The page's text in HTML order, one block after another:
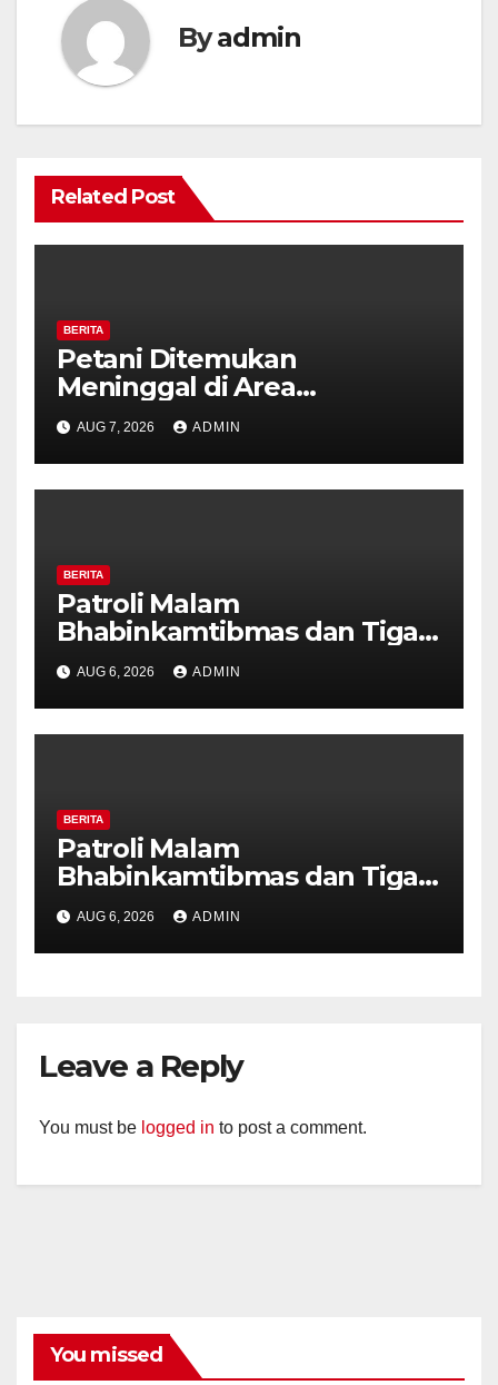
Byadmin
Related Post
BERITA
Petani Ditemukan
Meninggal di Area
Persawahan Kalibeji, Polisi
Pastikan Tidak Ada Tanda
Kekerasan
AUG 7, 2026 ADMIN
BERITA
Patroli Malam
Bhabinkamtibmas dan Tiga
Pilar Kelurahan Ungaran
Perkuat Kamtibmas, Warga
Diajak Aktifkan Ronda
AUG 6, 2026 ADMIN
BERITA
Patroli Malam
Bhabinkamtibmas dan Tiga
Pilar Kelurahan Ungaran
Perkuat Kamtibmas, Warga
Diajak Aktifkan Ronda
AUG 6, 2026 ADMIN
Leave a Reply
You must be logged in to post a comment.
You missed